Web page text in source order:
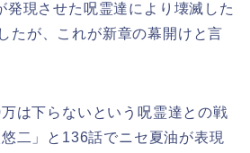
発現させた呪霊達により壊滅した
たが、これが新章の幕開けと言
は下らないという呪霊達との戦
二」と136話でニセ夏油が表現